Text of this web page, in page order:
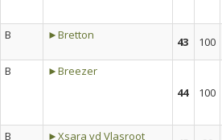
B ►Bretton 43 100
B
►Breezer
44
100
B ►Xsara vd Vlasroot